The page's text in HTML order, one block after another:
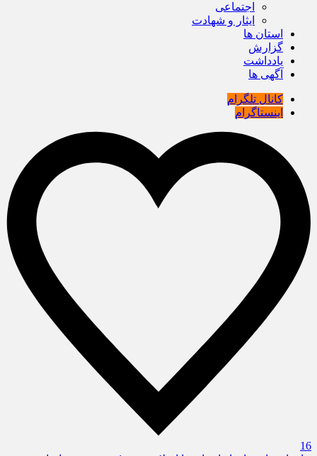
اجتماعی
ایثار و شهادت
استان ها
گزارش
یادداشت
آگهی ها
کانال تلگرام
اینستاگرام
16